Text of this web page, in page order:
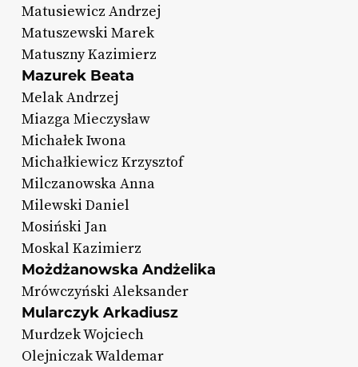
Matusiewicz Andrzej
Matuszewski Marek
Matuszny Kazimierz
Mazurek Beata
Melak Andrzej
Miazga Mieczysław
Michałek Iwona
Michałkiewicz Krzysztof
Milczanowska Anna
Milewski Daniel
Mosiński Jan
Moskal Kazimierz
Możdżanowska Andżelika
Mrówczyński Aleksander
Mularczyk Arkadiusz
Murdzek Wojciech
Olejniczak Waldemar